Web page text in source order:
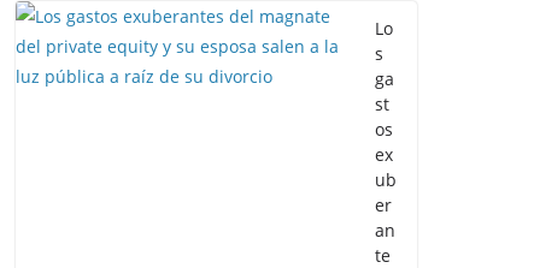
Lo
s
ga
st
os
ex
ub
er
an
te